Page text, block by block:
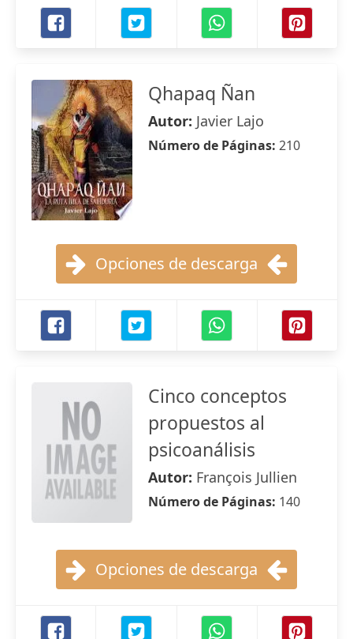
Qhapaq Ñan
Autor: Javier Lajo
Número de Páginas: 210
Opciones de descarga
Cinco conceptos
propuestos al
psicoanálisis
Autor: François Jullien
Número de Páginas: 140
Opciones de descarga